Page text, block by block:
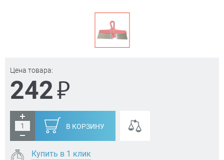
Цена товара:
242₽
В КОРЗИНУ
Купить в 1 клик